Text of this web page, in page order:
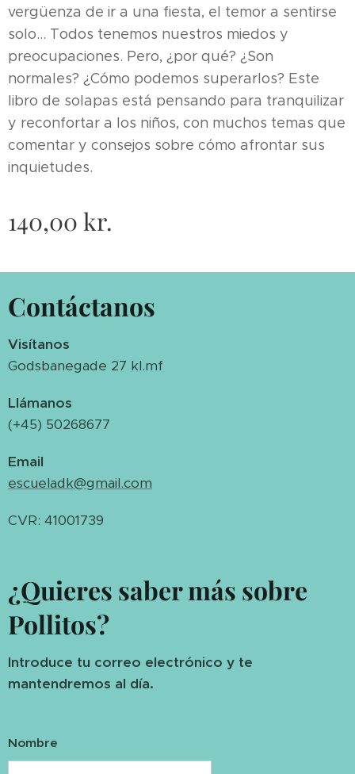
vergüenza de ir a una fiesta, el temor a sentirse
solo... Todos tenemos nuestros miedos y
preocupaciones. Pero, ¿por qué? ¿Son
normales? ¿Cómo podemos superarlos? Este
libro de solapas está pensando para tranquilizar
y reconfortar a los niños, con muchos temas que
comentar y consejos sobre cómo afrontar sus
inquietudes.
140,00 kr.
Contáctanos
Visítanos
Godsbanegade 27 kl.mf
Llámanos
(+45) 50268677
Email
escueladk@gmail.com
CVR: 41001739
¿Quieres saber más sobre
Pollitos?
Introduce tu correo electrónico y te
mantendremos al día.
Nombre